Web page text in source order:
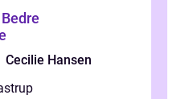
Cecilie Hansen